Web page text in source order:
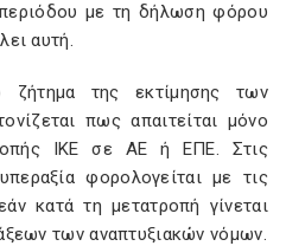
περιόδου με τη δήλωση φόρου
αυτή.
της εκτίμησης των
πως απαιτείται μόνο
ΙΚΕ σε ΑΕ ή ΕΠΕ. Στις
φορολογείται με τις
κατά τη μετατροπή γίνεται
των αναπτυξιακών νόμων.